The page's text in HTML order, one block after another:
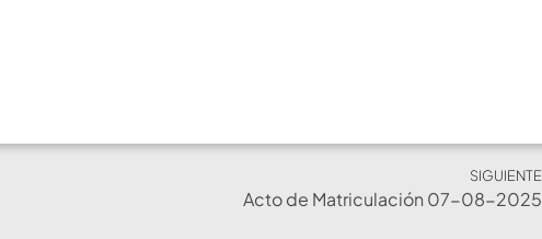
SIGUIENTE
Acto de Matriculación 07-08-2025